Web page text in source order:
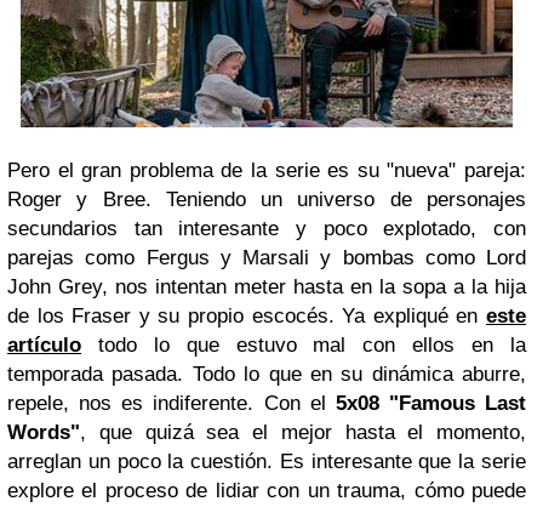
Pero el gran problema de la serie es su "nueva" pareja:
Roger y Bree. Teniendo un universo de personajes
secundarios tan interesante y poco explotado, con
parejas como Fergus y Marsali y bombas como Lord
John Grey, nos intentan meter hasta en la sopa a la hija
de los Fraser y su propio escocés. Ya expliqué en este
artículo todo lo que estuvo mal con ellos en la
temporada pasada. Todo lo que en su dinámica aburre,
repele, nos es indiferente. Con el 5x08 "Famous Last
Words", que quizá sea el mejor hasta el momento,
arreglan un poco la cuestión. Es interesante que la serie
explore el proceso de lidiar con un trauma, cómo puede